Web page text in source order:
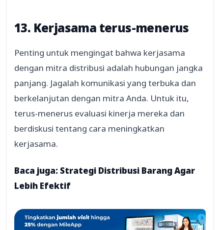
13. Kerjasama terus-menerus
Penting untuk mengingat bahwa kerjasama
dengan mitra distribusi adalah hubungan jangka
panjang. Jagalah komunikasi yang terbuka dan
berkelanjutan dengan mitra Anda. Untuk itu,
terus-menerus evaluasi kinerja mereka dan
berdiskusi tentang cara meningkatkan
kerjasama.
Baca juga: Strategi Distribusi Barang Agar
Lebih Efektif